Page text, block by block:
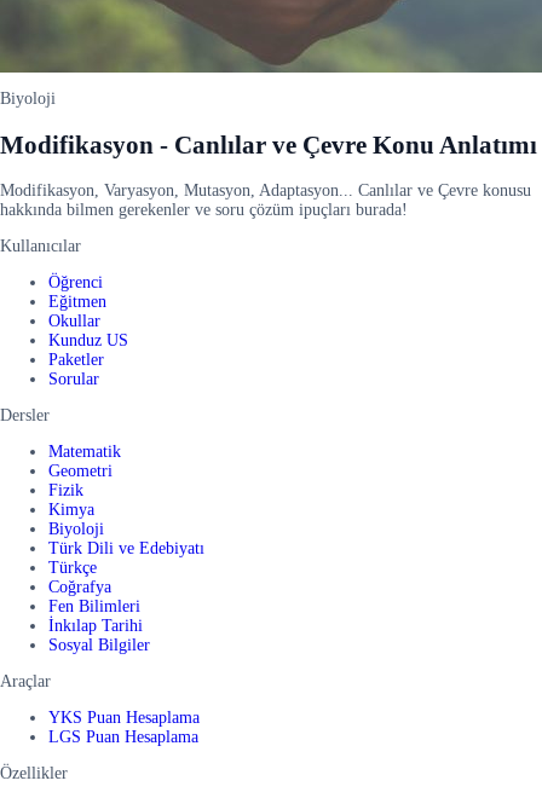
Biyoloji
Modifikasyon - Canlılar ve Çevre Konu Anlatımı
Modifikasyon, Varyasyon, Mutasyon, Adaptasyon... Canlılar ve Çevre konusu
hakkında bilmen gerekenler ve soru çözüm ipuçları burada!
Kullanıcılar
Öğrenci
Eğitmen
Okullar
Kunduz US
Paketler
Sorular
Dersler
Matematik
Geometri
Fizik
Kimya
Biyoloji
Türk Dili ve Edebiyatı
Türkçe
Coğrafya
Fen Bilimleri
İnkılap Tarihi
Sosyal Bilgiler
Araçlar
YKS Puan Hesaplama
LGS Puan Hesaplama
Özellikler